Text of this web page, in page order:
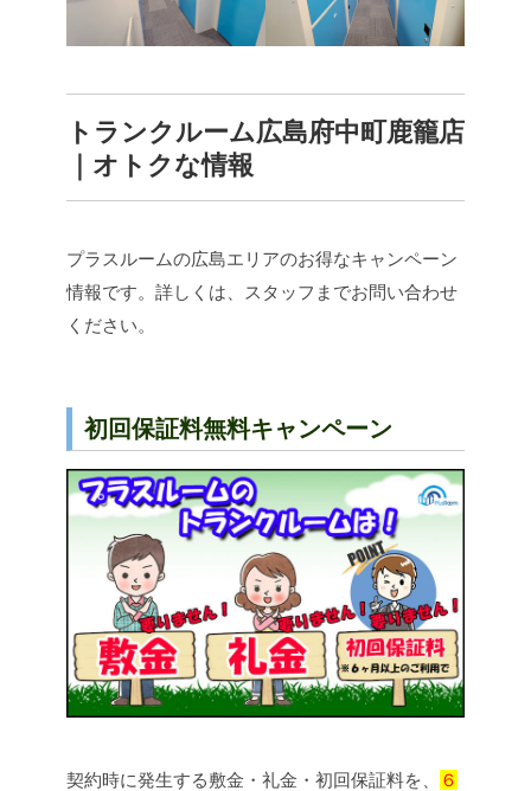
トランクルーム広島府中町鹿籠店
｜オトクな情報
プラスルームの広島エリアのお得なキャンペーン
情報です。詳しくは、スタッフまでお問い合わせ
ください。
初回保証料無料キャンペーン
契約時に発生する敷金・礼金・初回保証料を、
６